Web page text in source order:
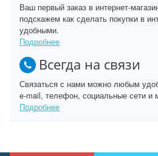
Ваш первый заказ в интернет-
подскажем как сделать покупки в
удобными.
Подробнее
Всегда на связи
Связаться с нами можно любым
e-mail, телефон, социальные сети и
Подробнее